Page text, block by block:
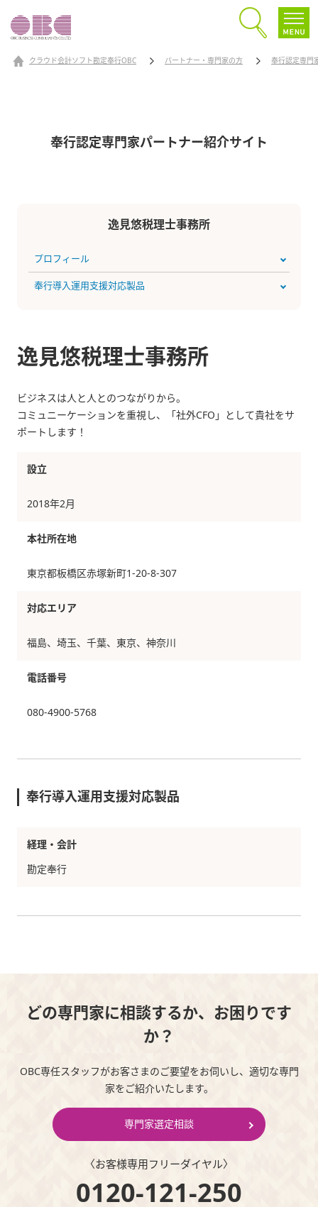
クラウド会計ソフト勘定奉行OBC パートナー・専門家の方 奉行認定専門
奉行認定専門家パートナー紹介サイト
逸見悠税理士事務所
プロフィール
奉行導入運用支援対応製品
逸見悠税理士事務所
ビジネスは人と人とのつながりから。
コミュニーケーションを重視し、「社外CFO」として貴社をサ
ポートします！
設立
2018年2月
本社所在地
東京都板橋区赤塚新町1-20-8-307
対応エリア
福島、埼玉、千葉、東京、神奈川
電話番号
080-4900-5768
奉行導入運用支援対応製品
経理・会計
勘定奉行
どの専門家に相談するか、お困りです
か？
OBC専任スタッフがお客さまのご要望をお伺いし、適切な専門
家をご紹介いたします。
専門家選定相談
〈お客様専⽤フリーダイヤル〉
0120-121-250